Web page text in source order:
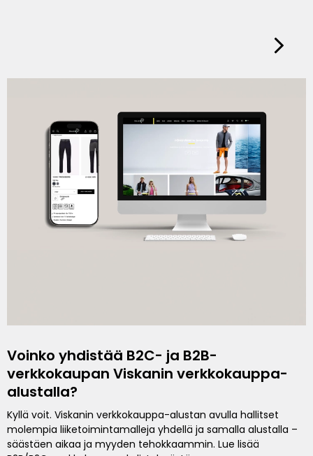
Voinko yhdistää B2C- ja B2B-
verkkokaupan Viskanin verkkokauppa-
alustalla?
Kyllä voit. Viskanin verkkokauppa-alustan avulla hallitset
molempia liiketoimintamalleja yhdellä ja samalla alustalla –
säästäen aikaa ja myyden tehokkaammin. Lue lisää